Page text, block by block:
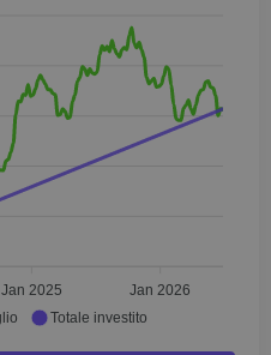
Jan 2025 Jan 2026
Totale investito